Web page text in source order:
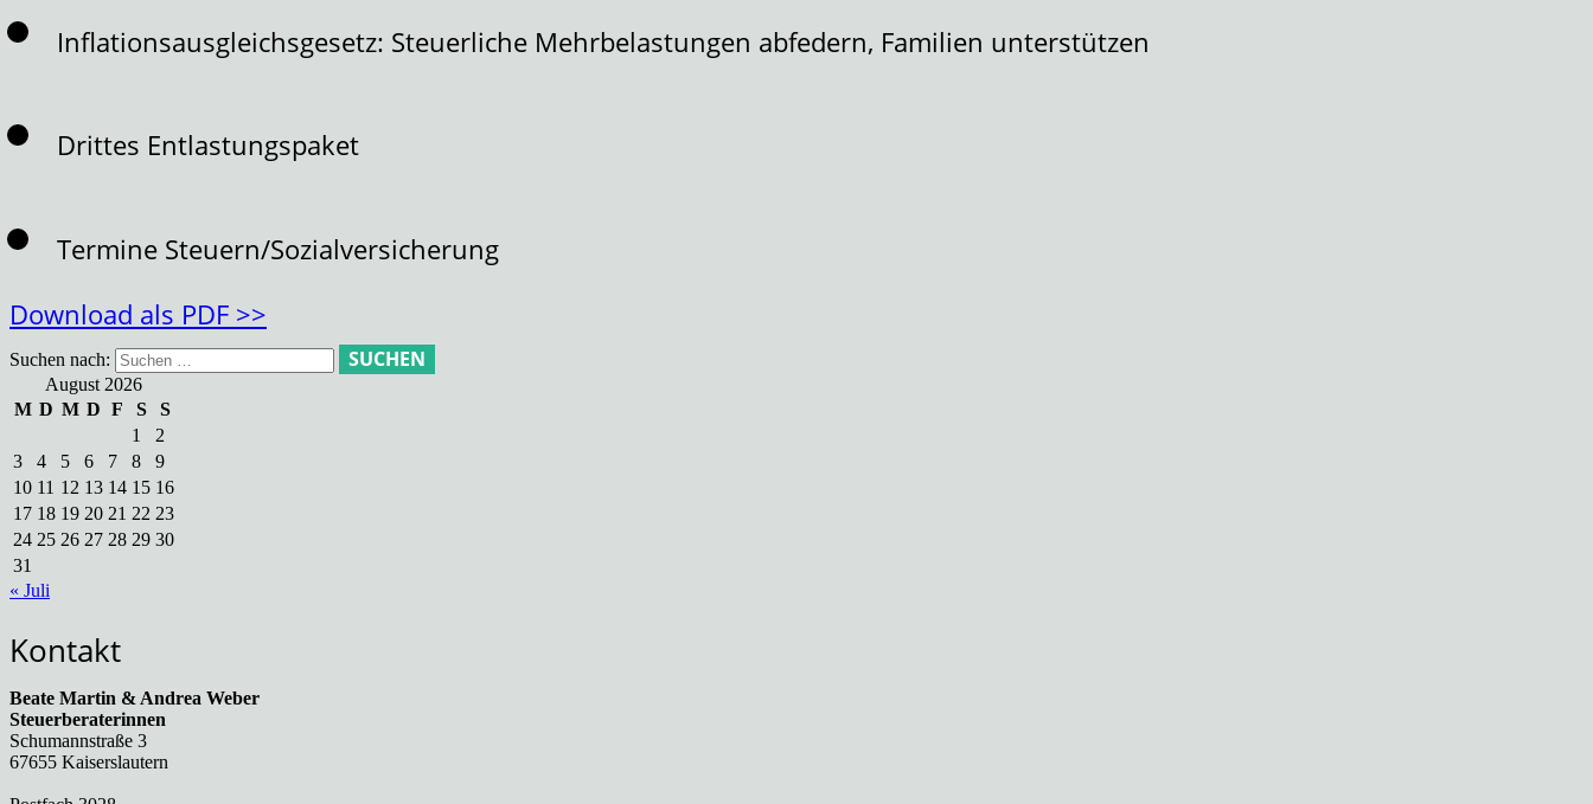
Inflationsausgleichsgesetz: Steuerliche Mehrbelastungen abfedern, Familien unterstützen
Drittes Entlastungspaket
Termine Steuern/Sozialversicherung
Download als PDF >>
Suchen nach:
August 2026
M D M D F S
S
1
2
3
4 5 6 7 8
9
10 11 12 13 14 15 16
17 18 19 20 21 22 23
24 25 26 27 28 29 30
31
« Juli
Kontakt
Beate Martin & Andrea Weber
Steuerberaterinnen
Schumannstraße 3
67655 Kaiserslautern